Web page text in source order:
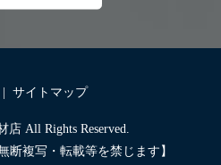
サイトマップ
All Rights Reserved.
断複写・転載等を禁じます】